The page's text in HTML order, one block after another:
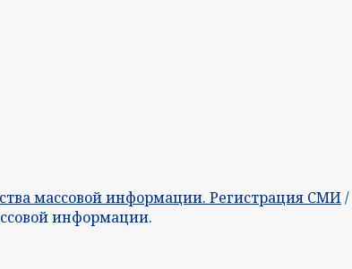
массовой информации. Регистрация СМИ
информации.